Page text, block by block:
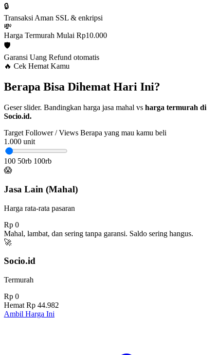
🔒
Transaksi Aman SSL & enkripsi
💸
Harga Termurah Mulai Rp10.000
🛡️
Garansi Uang Refund otomatis
🔥 Cek Hemat Kamu
Berapa Bisa Dihemat Hari Ini?
Geser slider. Bandingkan harga jasa mahal vs harga termurah di
Socio.id.
Target Follower / Views Berapa yang mau kamu beli
1.000 unit
100 50rb 100rb
😱
Jasa Lain (Mahal)
Harga rata-rata pasaran
Rp 0
Mahal, lambat, dan sering tanpa garansi. Saldo sering hangus.
🚀
Socio.id
Termurah
Rp 0
Hemat Rp 44.982
Ambil Harga Ini